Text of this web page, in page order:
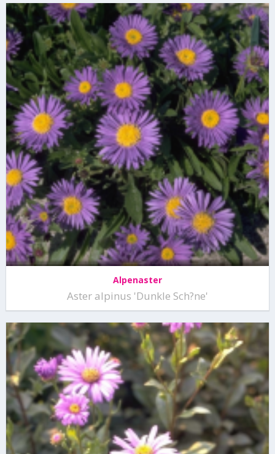
Alpenaster
Aster alpinus 'Dunkle Sch?ne'